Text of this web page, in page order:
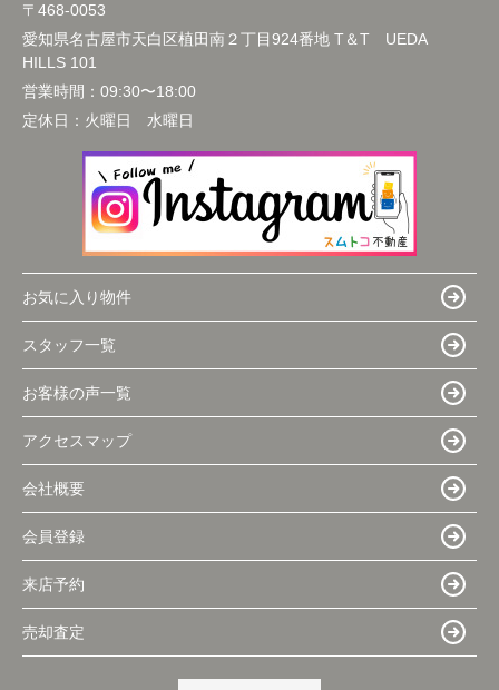
〒468-0053
愛知県名古屋市天白区植田南２丁目924番地 T＆T UEDA
HILLS 101
営業時間： 09:30〜18:00
定休日： 火曜日 水曜日
お気に入り物件
スタッフ一覧
お客様の声一覧
アクセスマップ
会社概要
会員登録
来店予約
売却査定